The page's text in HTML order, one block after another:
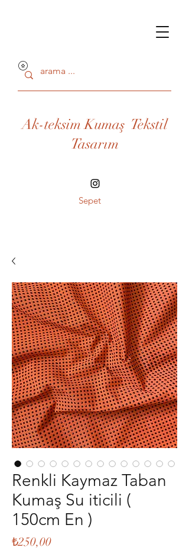
Ak-teksim Kumaş Tekstil
Tasarım
Sepet
Renkli Kaymaz Taban
Kumaş Su iticili (
150cm En )
₺250,00Fiyat